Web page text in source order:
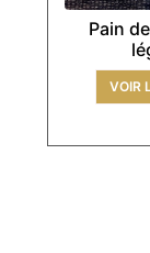
Pain
VOIR